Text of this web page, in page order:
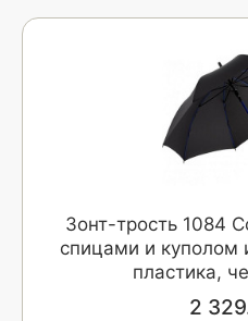
Зонт-трость 1084
спицами и куполом
пластика,
2